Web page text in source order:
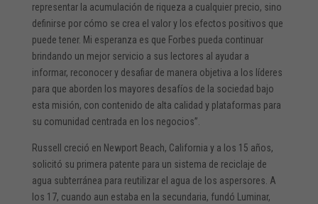
representar la acumulación de riqueza a cualquier precio, sino
definirse por cómo se crea el valor y los efectos positivos que
puede tener. Mi esperanza es que Forbes pueda continuar
brindando un mejor servicio a sus lectores al ayudar a
informar, reconocer y desafiar de manera objetiva a los líderes
para que aborden los mayores desafíos de la sociedad bajo
esta misión, con contenido de alta calidad y plataformas para
su comunidad centrada en los negocios”.
Russell creció en Newport Beach, California y a los 15 años,
solicitó su primera patente para un sistema de reciclaje de
agua subterránea para reutilizar el agua de los aspersores. A
los 17, cuando aun estaba en la secundaria, fundó Luminar,